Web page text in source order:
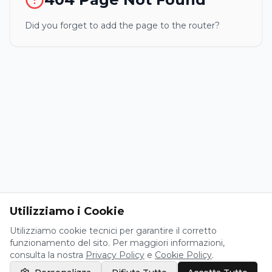
Did you forget to add the page to the router?
Utilizziamo i Cookie
Utilizziamo cookie tecnici per garantire il corretto
funzionamento del sito. Per maggiori informazioni,
consulta la nostra Privacy Policy e Cookie Policy.